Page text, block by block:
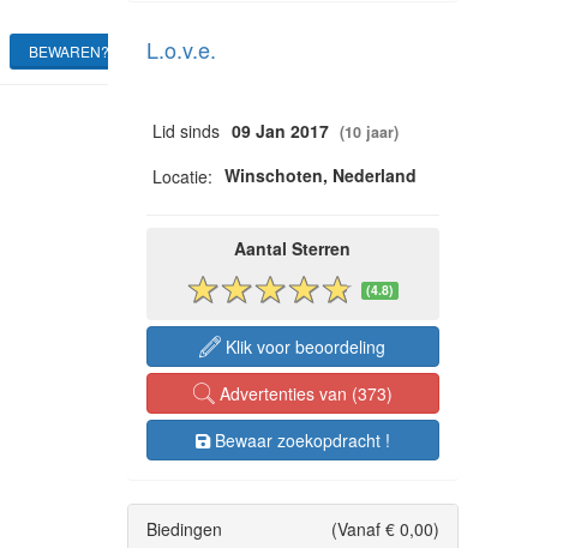
BEWAREN? L.o.v.e.
Lid sinds 09 Jan 2017 (10 jaar)
Locatie: Winschoten, Nederland
Aantal Sterren
(4.8)
Klik voor beoordeling
Advertenties van (373)
Bewaar zoekopdracht !
Biedingen (Vanaf € 0,00)